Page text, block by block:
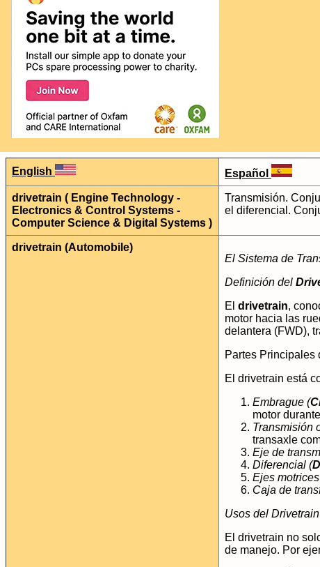
English Español
drivetrain ( Engine Technology -
Electronics & Control Systems -
Computer Science & Digital Systems )
Transmisión.
el diferencial.
drivetrain (Automobile)
El Sistema de
Definición del
El drivetrain,
motor hacia las
delantera (FWD),
Partes Principales
El drivetrain está
Embrague (
motor
Transmisión
transaxle
Eje de
Diferencial (
Ejes
Caja de
Usos del Drivetrain
El drivetrain no
de manejo. Por